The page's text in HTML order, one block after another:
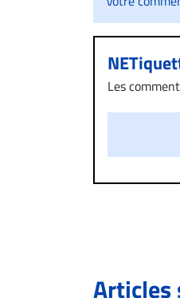
Les
Si votre
l’espace
Articles